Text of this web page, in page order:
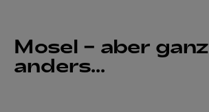
Mosel – aber ganz
anders...